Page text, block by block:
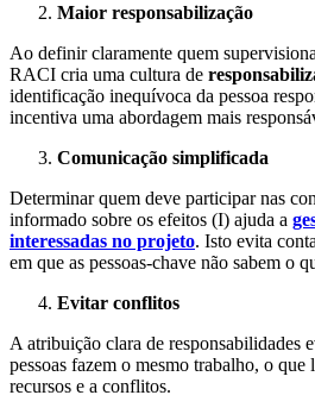
Maior responsabilização
Ao definir claramente quem
RACI cria uma cultura de
identificação inequívoca da pessoa
incentiva uma abordagem mais
Comunicação simplificada
Determinar quem deve participar nas
informado sobre os efeitos (I) ajuda a
interessadas no projeto. Isto evita
em que as pessoas-chave não sabem o
Evitar conflitos
A atribuição clara de responsabilidades
pessoas fazem o mesmo trabalho, o que
recursos e a conflitos.